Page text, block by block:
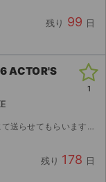
残り 99 日
ACTOR'S
す。よろしくお願いします。
残り 178 日
1